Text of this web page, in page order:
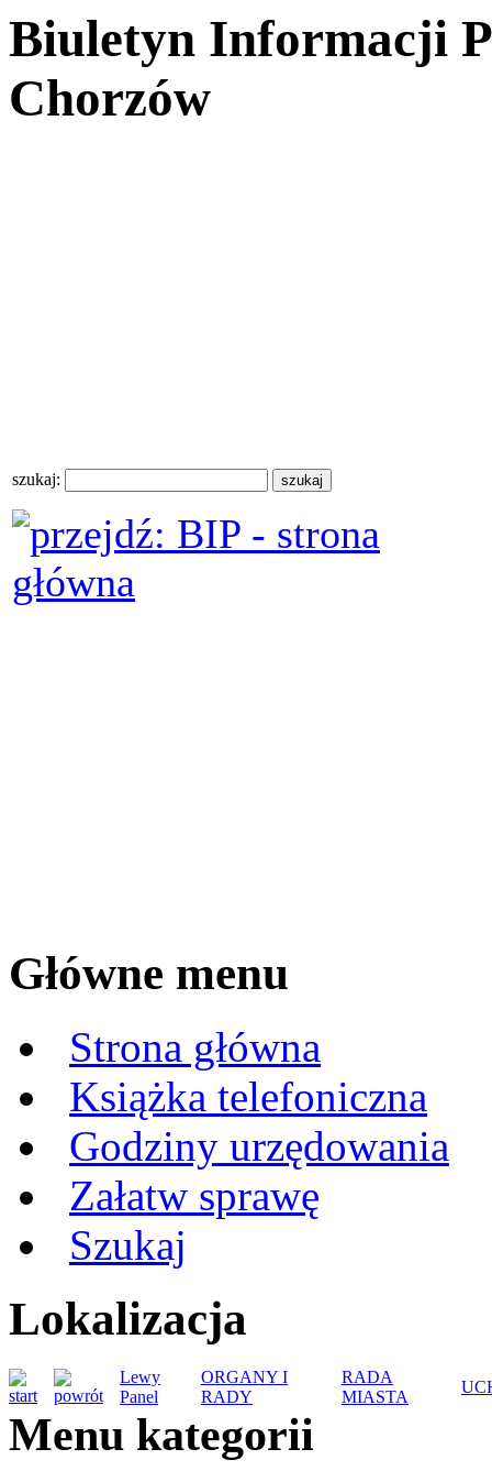
Biuletyn Informacji
Chorzów
szukaj:
Główne menu
Strona główna
Książka telefoniczna
Godziny urzędowania
Załatw sprawę
Szukaj
Lokalizacja
Lewy
Panel
ORGANY I
RADY
RADA
MIASTA
Menu kategorii